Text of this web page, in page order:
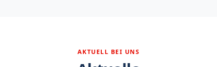
AKTUELL BEI UNS